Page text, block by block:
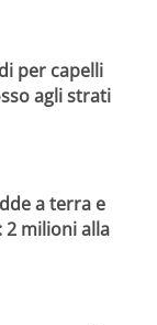
per capelli
agli strati
a terra e
2 milioni alla